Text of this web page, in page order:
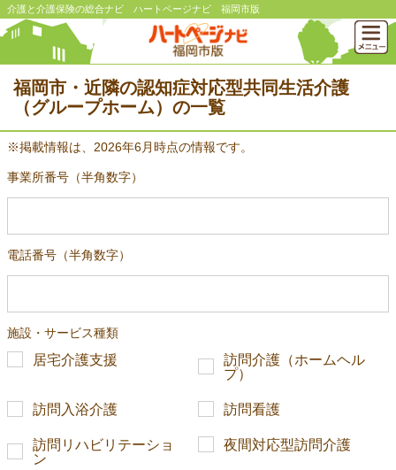
介護と介護保険の総合ナビ ハートページナビ 福岡市版
福岡市・近隣の認知症対応型共同生活介護
（グループホーム）の一覧
※掲載情報は、2026年6月時点の情報です。
事業所番号（半角数字）
電話番号（半角数字）
施設・サービス種類
居宅介護支援
訪問介護（ホームヘル
プ）
訪問入浴介護 訪問看護
訪問リハビリテーショ
ン
夜間対応型訪問介護